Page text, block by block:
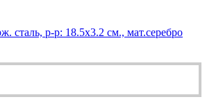
сталь, р-р: 18.5х3.2 см., мат.серебро